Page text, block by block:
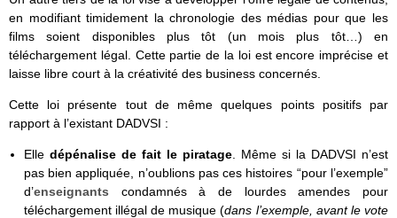
en modifiant timidement la chronologie des médias pour que les
films soient disponibles plus tôt (un mois plus tôt…) en
téléchargement légal. Cette partie de la loi est encore imprécise et
laisse libre court à la créativité des business concernés.
Cette loi présente tout de même quelques points positifs par
rapport à l’existant DADVSI :
Elle dépénalise de fait le piratage. Même si la DADVSI n’est
pas bien appliquée, n’oublions pas ces histoires “pour l’exemple”
d’enseignants condamnés à de lourdes amendes pour
téléchargement illégal de musique (dans l’exemple, avant le vote